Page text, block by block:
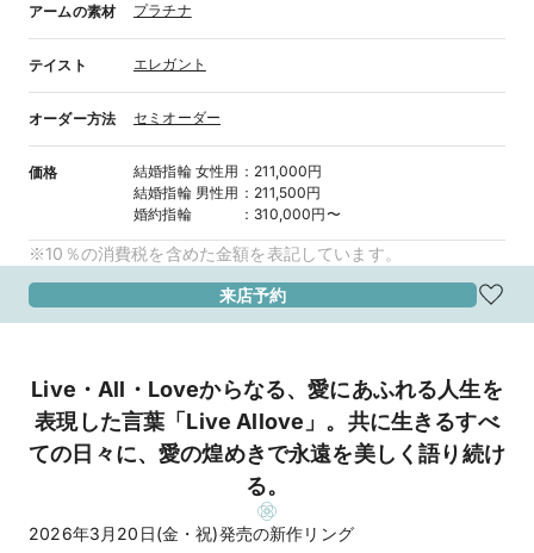
アームの素材 プラチナ
テイスト エレガント
オーダー方法 セミオーダー
価格 結婚指輪 女性用 ： 211,000円
結婚指輪 男性用 ： 211,500円
婚約指輪
： 310,000円〜
※10％の消費税を含めた金額を表記しています。
来店予約
Live・All・Loveからなる、愛にあふれる人生を
表現した言葉「Live Allove」。共に生きるすべ
ての日々に、愛の煌めきで永遠を美しく語り続け
る。
2026年3月20日(金・祝)発売の新作リング